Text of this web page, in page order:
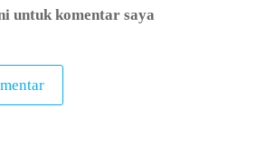
untuk komentar saya